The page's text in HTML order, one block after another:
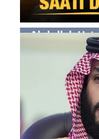
Abdullah
vefat etti!